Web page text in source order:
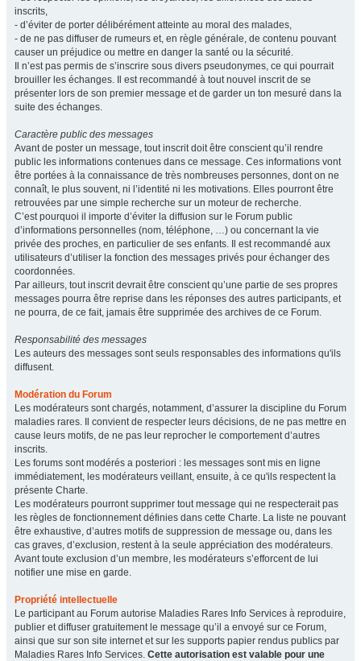
inscrits,
- d’éviter de porter délibérément atteinte au moral des malades,
- de ne pas diffuser de rumeurs et, en règle générale, de contenu pouvant
causer un préjudice ou mettre en danger la santé ou la sécurité.
Il n’est pas permis de s’inscrire sous divers pseudonymes, ce qui pourrait
brouiller les échanges. Il est recommandé à tout nouvel inscrit de se
présenter lors de son premier message et de garder un ton mesuré dans la
suite des échanges.
Caractère public des messages
Avant de poster un message, tout inscrit doit être conscient qu’il rendre
public les informations contenues dans ce message. Ces informations vont
être portées à la connaissance de très nombreuses personnes, dont on ne
connaît, le plus souvent, ni l’identité ni les motivations. Elles pourront être
retrouvées par une simple recherche sur un moteur de recherche.
C’est pourquoi il importe d’éviter la diffusion sur le Forum public
d’informations personnelles (nom, téléphone, …) ou concernant la vie
privée des proches, en particulier de ses enfants. Il est recommandé aux
utilisateurs d’utiliser la fonction des messages privés pour échanger des
coordonnées.
Par ailleurs, tout inscrit devrait être conscient qu’une partie de ses propres
messages pourra être reprise dans les réponses des autres participants, et
ne pourra, de ce fait, jamais être supprimée des archives de ce Forum.
Responsabilité des messages
Les auteurs des messages sont seuls responsables des informations qu'ils
diffusent.
Modération du Forum
Les modérateurs sont chargés, notamment, d’assurer la discipline du Forum
maladies rares. Il convient de respecter leurs décisions, de ne pas mettre en
cause leurs motifs, de ne pas leur reprocher le comportement d’autres
inscrits.
Les forums sont modérés a posteriori : les messages sont mis en ligne
immédiatement, les modérateurs veillant, ensuite, à ce qu'ils respectent la
présente Charte.
Les modérateurs pourront supprimer tout message qui ne respecterait pas
les règles de fonctionnement définies dans cette Charte. La liste ne pouvant
être exhaustive, d’autres motifs de suppression de message ou, dans les
cas graves, d’exclusion, restent à la seule appréciation des modérateurs.
Avant toute exclusion d’un membre, les modérateurs s’efforcent de lui
notifier une mise en garde.
Propriété intellectuelle
Le participant au Forum autorise Maladies Rares Info Services à reproduire,
publier et diffuser gratuitement le message qu’il a envoyé sur ce Forum,
ainsi que sur son site internet et sur les supports papier rendus publics par
Maladies Rares Info Services. Cette autorisation est valable pour une